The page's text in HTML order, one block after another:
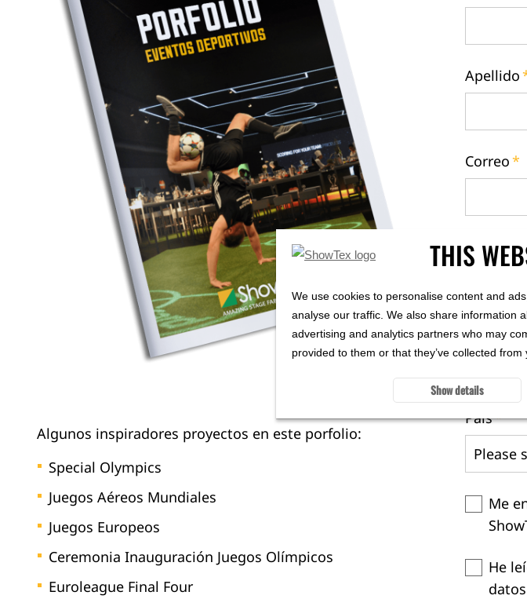
THIS
We use cookies to personalise content and
analyse our traffic. We also share information
advertising and analytics partners who may
provided to them or that they’ve collected from
Show details
Algunos inspiradores proyectos en este porfolio:
Special Olympics
Juegos Aéreos Mundiales
Juegos Europeos
Ceremonia Inauguración Juegos Olímpicos
Euroleague Final Four
Apellido
Correo*
Nombre
Sector*
País*
Me
He